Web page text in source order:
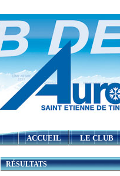
ACCUEIL LE CLUB
RÉSULTATS